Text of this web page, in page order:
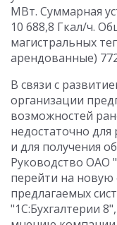
МВт. Суммарная
10 688,8 Гкал/ч.
магистральных
арендованные)
В связи с
организации
возможностей
недостаточно
и для получения
Руководство ОАО
перейти на новую
предлагаемых
"1С:Бухгалтерии